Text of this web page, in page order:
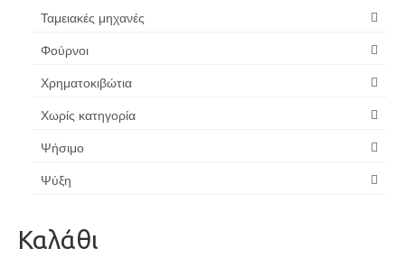
Ταμειακές μηχανές
Φούρνοι
Χρηματοκιβώτια
Χωρίς κατηγορία
Ψήσιμο
Ψύξη
Καλάθι